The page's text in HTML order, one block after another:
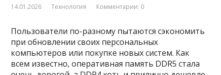
14.01.2026 Технология Комментарии: 0
Пользователи по-разному пытаются сэкономить
при обновлении своих персональных
компьютеров или покупке новых систем. Как
всем известно, оперативная память DDR5 стала